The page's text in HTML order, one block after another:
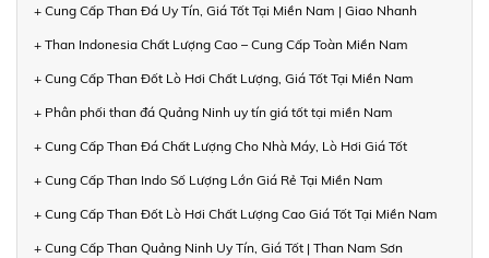
+ Cung Cấp Than Đá Uy Tín, Giá Tốt Tại Miền Nam | Giao Nhanh
+ Than Indonesia Chất Lượng Cao – Cung Cấp Toàn Miền Nam
+ Cung Cấp Than Đốt Lò Hơi Chất Lượng, Giá Tốt Tại Miền Nam
+ Phân phối than đá Quảng Ninh uy tín giá tốt tại miền Nam
+ Cung Cấp Than Đá Chất Lượng Cho Nhà Máy, Lò Hơi Giá Tốt
+ Cung Cấp Than Indo Số Lượng Lớn Giá Rẻ Tại Miền Nam
+ Cung Cấp Than Đốt Lò Hơi Chất Lượng Cao Giá Tốt Tại Miền Nam
+ Cung Cấp Than Quảng Ninh Uy Tín, Giá Tốt | Than Nam Sơn